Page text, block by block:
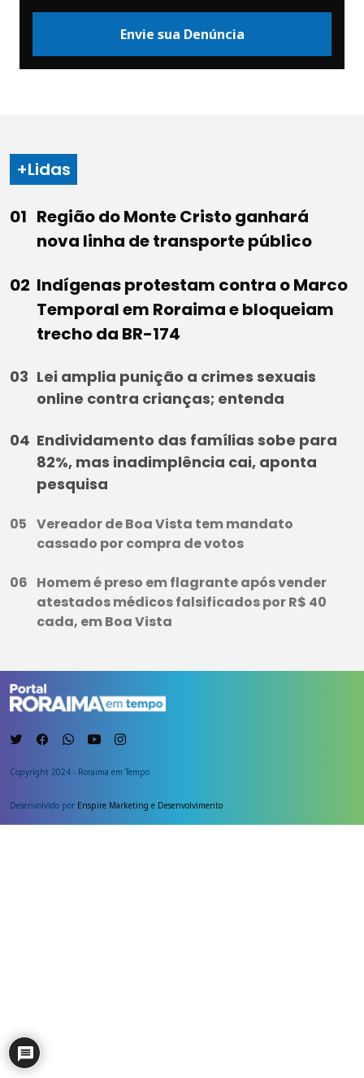
Envie sua Denúncia
+Lidas
Região do Monte Cristo ganhará
nova linha de transporte público
Indígenas protestam contra o Marco
Temporal em Roraima e bloqueiam
trecho da BR-174
Lei amplia punição a crimes sexuais
online contra crianças; entenda
Endividamento das famílias sobe para
82%, mas inadimplência cai, aponta
pesquisa
Vereador de Boa Vista tem mandato
cassado por compra de votos
Homem é preso em flagrante após vender
atestados médicos falsificados por R$ 40
cada, em Boa Vista
Copyright 2024 - Roraima em Tempo
Desenvolvido por Enspire Marketing e Desenvolvimento